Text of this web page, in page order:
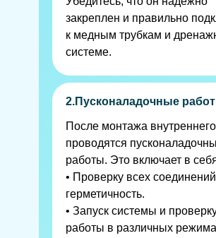
2.Пусконаладочные
После монтажа
проводятся
работы. Это включает в
• Проверку всех
герметичность.
• Запуск системы и
работы в различных
закреплен и правильно
к медным трубкам и
системе.